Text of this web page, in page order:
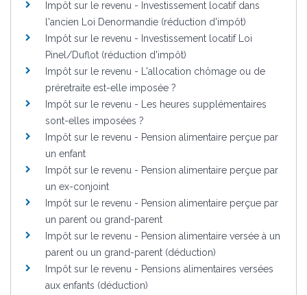
Impôt sur le revenu - Investissement locatif dans
l'ancien Loi Denormandie (réduction d'impôt)
Impôt sur le revenu - Investissement locatif Loi
Pinel/Duflot (réduction d'impôt)
Impôt sur le revenu - L'allocation chômage ou de
préretraite est-elle imposée ?
Impôt sur le revenu - Les heures supplémentaires
sont-elles imposées ?
Impôt sur le revenu - Pension alimentaire perçue par
un enfant
Impôt sur le revenu - Pension alimentaire perçue par
un ex-conjoint
Impôt sur le revenu - Pension alimentaire perçue par
un parent ou grand-parent
Impôt sur le revenu - Pension alimentaire versée à un
parent ou un grand-parent (déduction)
Impôt sur le revenu - Pensions alimentaires versées
aux enfants (déduction)